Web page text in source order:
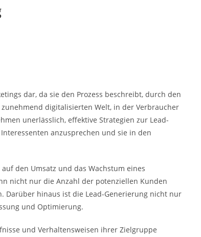
dar, da sie den Prozess beschreibt, durch den
digitalisierten Welt, in der Verbraucher
unerlässlich, effektive Strategien zur Lead-
anzusprechen und sie in den
den Umsatz und das Wachstum eines
nicht nur die Anzahl der potenziellen Kunden
Darüber hinaus ist die Lead-Generierung nicht nur
und Optimierung.
und Verhaltensweisen ihrer Zielgruppe